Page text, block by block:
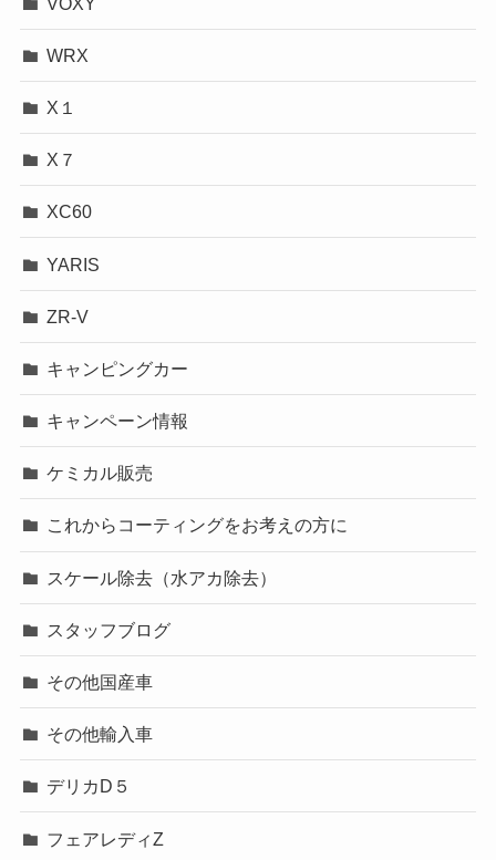
WRX
X１
X７
XC60
YARIS
ZR-V
キャンピングカー
キャンペーン情報
ケミカル販売
これからコーティングをお考えの方に
スケール除去（水アカ除去）
スタッフブログ
その他国産車
その他輸入車
デリカD５
フェアレディZ